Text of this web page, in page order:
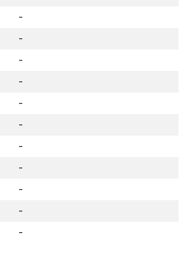
-
-
-
-
-
-
-
-
-
-
-